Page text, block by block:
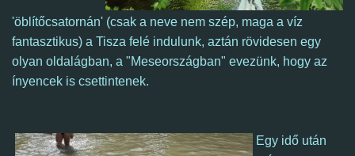
'öblítőcsatornán' (csak a neve nem szép, maga a víz
fantasztikus) a Tisza felé indulunk, aztán rövidesen egy
olyan oldalágban, a "Meseországban" evezünk, hogy az
ínyencek is csettintenek.
Egy idő után